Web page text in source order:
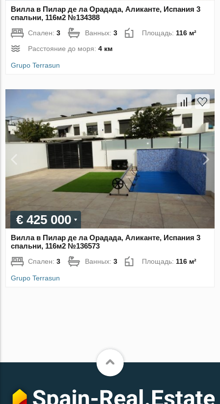
Вилла в Пилар де ла Орадада, Аликанте, Испания 3
спальни, 116м2 №134388
Спален:3 Ванных:3 Площадь: 116 м²
Расстояние до моря:4 км
Grupo Terrasun
€ 425 000
Вилла в Пилар де ла Орадада, Аликанте, Испания 3
спальни, 116м2 №136573
Спален:3 Ванных:3 Площадь: 116 м²
Grupo Terrasun